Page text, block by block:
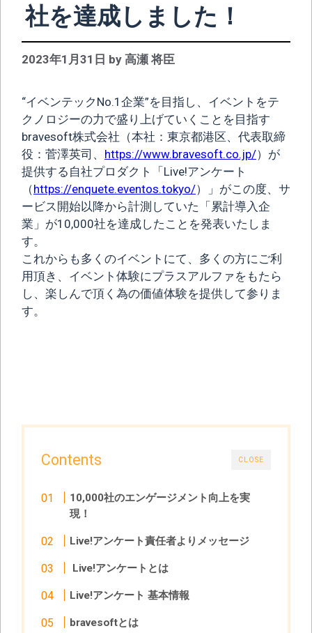
社を達成しました！
2023年1月31日 by 高瀬 将臣
“イベンテックNo.1企業”を目指し、イベントをテ
クノロジーの力で盛り上げていくことを目指す
bravesoft株式会社（本社：東京都港区、代表取締
役：菅澤英司、 https://www.bravesoft.co.jp/）が
提供する自社プロダクト「Live!アンケート
（https://enquete.eventos.tokyo/）」がこの度、サ
ービス開始以降から計測していた「累計導入企
業」が10,000社を達成したことを発表いたしま
す。
これからも多くのイベントにて、多くの方にご利
用頂き、イベント体験にプラスアルファをもたら
し、楽しんで頂く為の価値体験を提供して参りま
す。
CLOSE
Contents
10,000社のエンゲージメント向上を実
現！
Live!アンケート責任者よりメッセージ
Live!アンケートとは
Live!アンケート 基本情報
bravesoftとは